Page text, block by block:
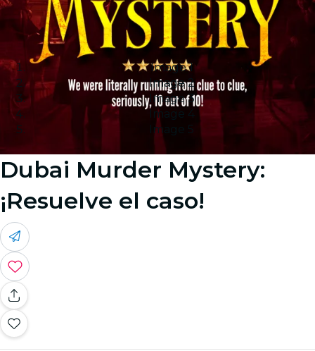
Image 1
Image 2
Image 3
Image 4
Image 5
Dubai Murder Mystery:
¡Resuelve el caso!